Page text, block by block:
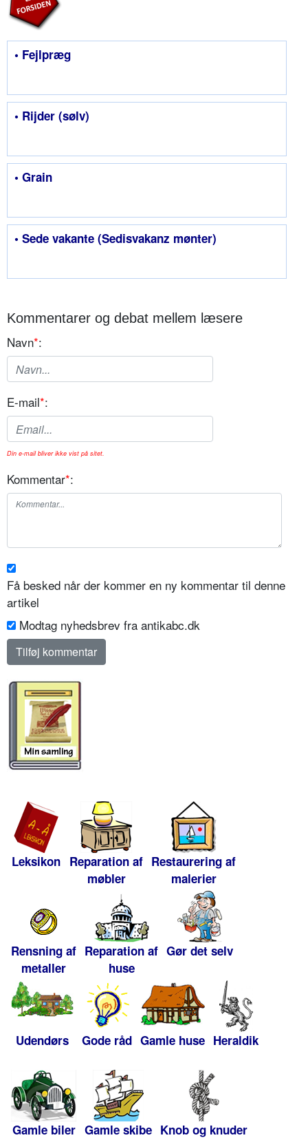
• Fejlpræg
• Rijder (sølv)
• Grain
• Sede vakante (Sedisvakanz mønter)
Kommentarer og debat mellem læsere
Navn*:
E-mail*:
Din e-mail bliver ikke vist på sitet.
Kommentar*:
Få besked når der kommer en ny kommentar til denne
artikel
Modtag nyhedsbrev fra antikabc.dk
Leksikon Reparation af
møbler
Restaurering af
malerier
Rensning af
metaller
Reparation af
huse
Gør det selv
Udendørs Gode råd Gamle huse Heraldik
Gamle biler Gamle skibe Knob og knuder